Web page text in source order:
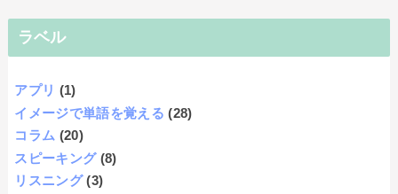
ラベル
アプリ (1)
イメージで単語を覚える (28)
コラム (20)
スピーキング (8)
リスニング (3)